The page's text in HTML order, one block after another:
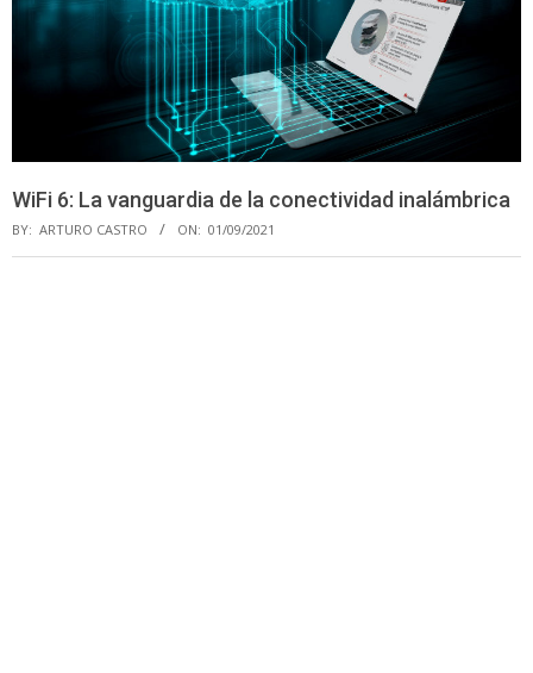
WiFi 6: La vanguardia de la conectividad inalámbrica
BY: ARTURO CASTRO ON: 01/09/2021